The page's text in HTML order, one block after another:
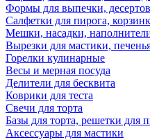
Формы для выпечки, десертов
Салфетки для пирога,
Мешки, насадки,
Вырезки для мастики,
Горелки кулинарные
Весы и мерная посуда
Делители для бесквита
Коврики для теста
Свечи для торта
Базы для торта, решетки для
Аксессуары для мастики